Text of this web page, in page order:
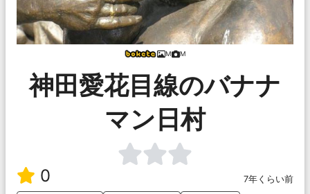
M M
神田愛花目線のバナナ
マン日村
0
7年くらい前